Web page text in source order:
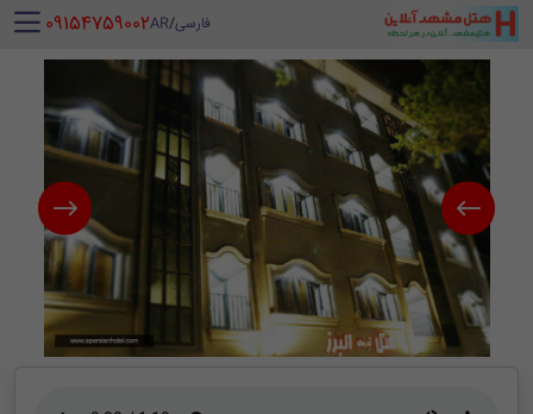
فارسی/
AR
‪ 09154759002